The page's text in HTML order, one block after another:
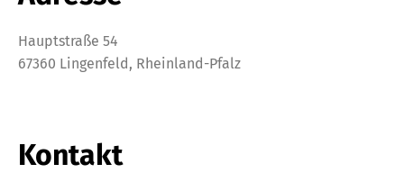
Hauptstraße 54
67360 Lingenfeld, Rheinland-Pfalz
Kontakt